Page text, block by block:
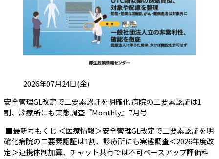
投稿日:2026年07月24日(金)
安全管理GL改定で二要素認証を明確化 病院の二要素認証は1
割、診療所にも実態調査『Monthly』7月号
■最新号もくじ ＜医療情報＞安全管理GL改定で二要素認証を明
確化病院の二要素認証は1割、診療所にも実態調査＜2026年度改
定＞連携体制加算、チャット共有では不可ベースアップ評価料